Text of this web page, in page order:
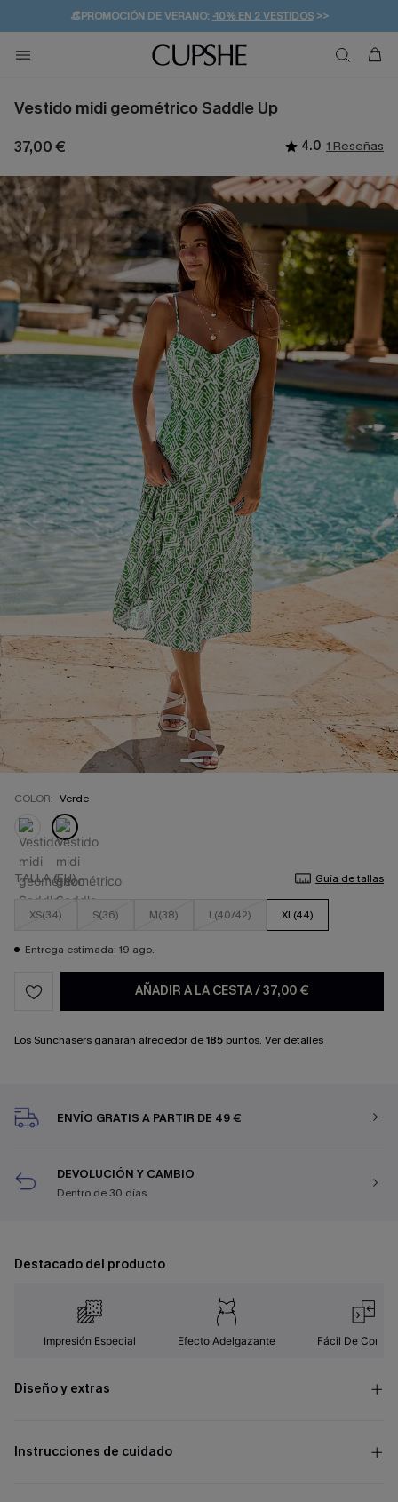
👒PROMOCIÓN DE VERANO:-10% EN 2 VESTIDOS>>
💌¡SUSCRIBIRSE & GANAR -10% EXTRA!
🚚ENVÍO GRATUITO A PARTIR DE 49 € >>
Vestido midi geométrico Saddle Up
37,00 € 4.0 1 Reseñas
COLOR: Verde
TALLA (EU) Guía de tallas
XS(34) S(36) M(38) L(40/42) XL(44)
Entrega estimada: 19 ago.
AÑADIR A LA CESTA/37,00 €
Los Sunchasers ganarán alrededor de185 puntos. Ver detalles
ENVÍO GRATIS A PARTIR DE 49 €
DEVOLUCIÓN Y CAMBIO
Dentro de 30 días
Destacado del producto
Impresión Especial Efecto Adelgazante Fácil De
Diseño y extras
Instrucciones de cuidado